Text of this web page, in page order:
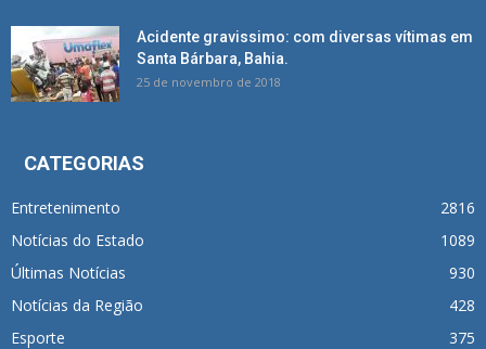
Acidente gravissimo: com diversas vítimas em
Santa Bárbara, Bahia.
25 de novembro de 2018
CATEGORIAS
Entretenimento
2816
Notícias do Estado
1089
Últimas Notícias
930
Notícias da Região
428
Esporte
375